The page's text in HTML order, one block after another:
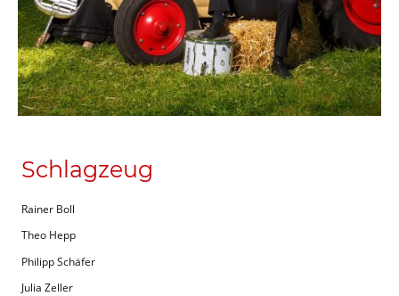
Schlagzeug
Rainer Boll
Theo Hepp
Philipp Schäfer
Julia Zeller